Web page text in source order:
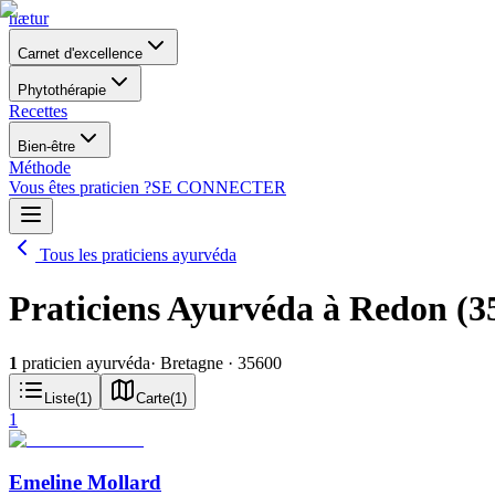
nætur
Carnet d'excellence
Phytothérapie
Recettes
Bien-être
Méthode
Vous êtes praticien ?SE CONNECTER
Tous les praticiens ayurvéda
Praticiens Ayurvéda à Redon
1 praticien ayurvéda· Bretagne · 35600
Liste(1 ) Carte(1 )
1
Emeline Mollard